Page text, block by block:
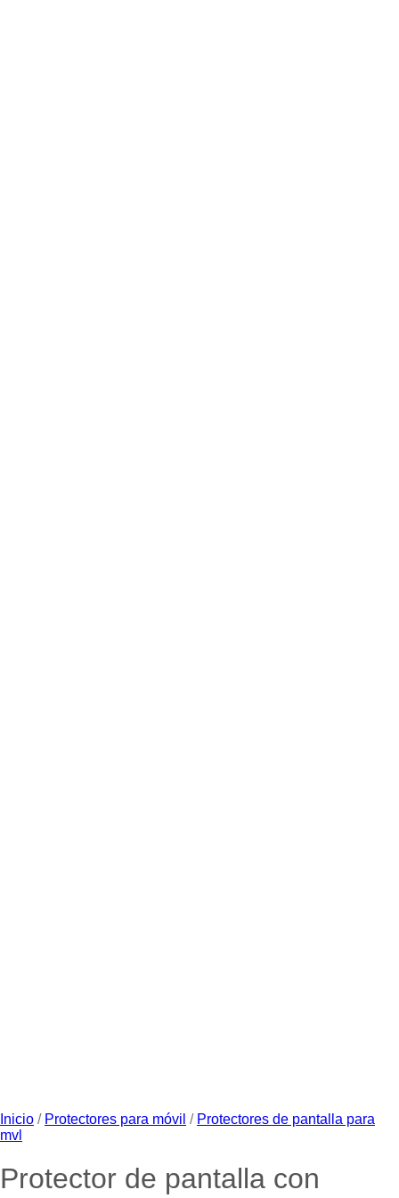
Inicio / Protectores para móvil / Protectores de pantalla para
mvl
Protector de pantalla con